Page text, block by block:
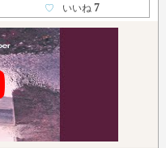
♡ いいね7